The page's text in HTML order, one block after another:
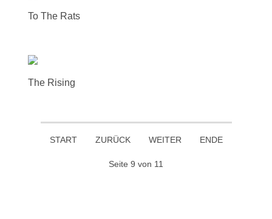
To The Rats
The Rising
START ZURÜCK WEITER ENDE
Seite 9 von 11